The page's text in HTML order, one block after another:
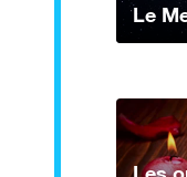
Le